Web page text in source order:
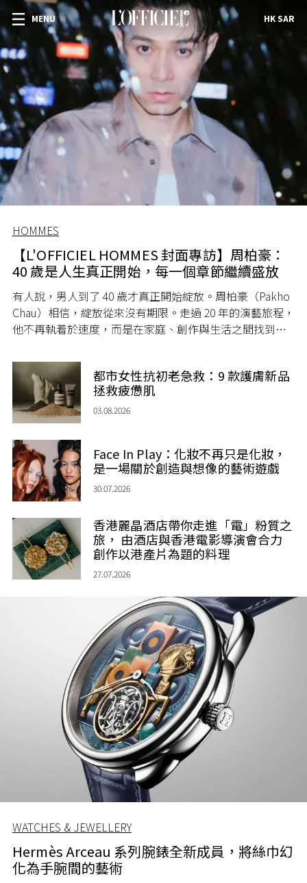
MENU HK SAR
HOMMES
【L'OFFICIEL HOMMES 封面專訪】周柏豪：
40 歲是人生真正開始，每一個章節繼續盛放
有人說，男人到了 40 歲才真正開始綻放。周柏豪（Pakho
Chau）相信，綻放從來沒有期限。走過 20 年的演藝旅程，
他不再執着於速度，而是在家庭、創作與生活之間找到屬
都市女性抗初老急救：9 款護膚新品
拯救疲憊肌
03.08.2026
Face In Play：化妝不再只是化妝，
是一場關於創造與想像的藝術遊戲
30.07.2026
香港麗晶酒店帶你走進「電」粉質之
旅， 由酒店與香港電影導演會合力
創作以港產片為題的料理
27.07.2026
WATCHES & JEWELLERY
Hermès Arceau 系列腕錶全新成員，將絲巾幻
化為手腕間的藝術